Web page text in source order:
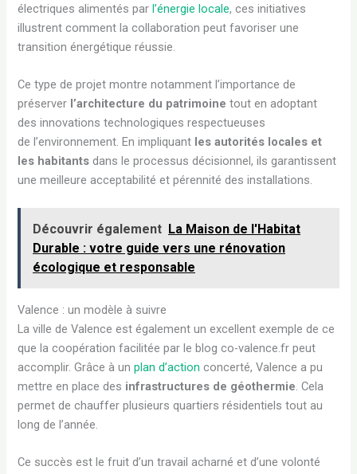
électriques alimentés parl’énergie locale, ces initiatives
illustrent comment la collaboration peut favoriser une
transition énergétique réussie.
Ce type de projet montre notamment l’importance de
préserver l’architecture du patrimoine tout en adoptant
des innovations technologiques respectueuses
de l’environnement. En impliquant les autorités locales et
les habitants dans le processus décisionnel, ils garantissent
une meilleure acceptabilité et pérennité des installations.
Découvrir également La Maison de l'Habitat
Durable : votre guide vers une rénovation
écologique et responsable
Valence : un modèle à suivre
La ville de Valence est également un excellent exemple de ce
que la coopération facilitée par le blog co-valence.fr peut
accomplir. Grâce à unplan d’action concerté, Valence a pu
mettre en place des infrastructures de géothermie. Cela
permet de chauffer plusieurs quartiers résidentiels tout au
long de l’année.
Ce succès est le fruit d’un travail acharné et d’une volonté